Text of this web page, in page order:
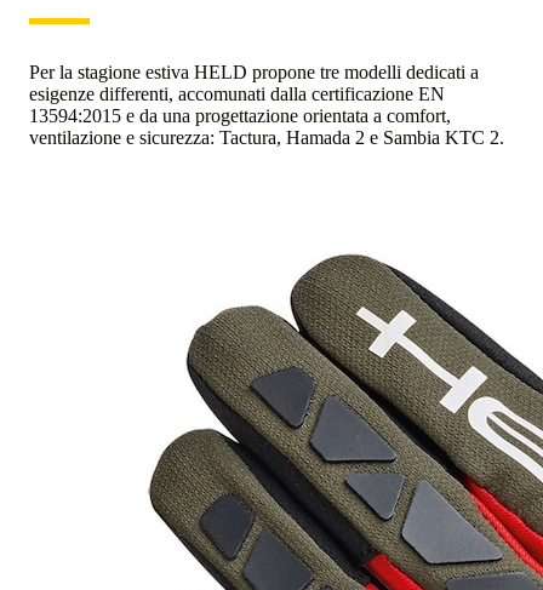
Per la stagione estiva HELD propone tre modelli dedicati a
esigenze differenti, accomunati dalla certificazione EN
13594:2015 e da una progettazione orientata a comfort,
ventilazione e sicurezza: Tactura, Hamada 2 e Sambia KTC 2.